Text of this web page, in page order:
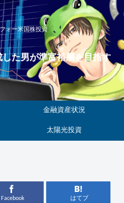
ォー米国株投資
た男が準富裕層を目指す
金融資産状況
太陽光投資
Facebook はてブ